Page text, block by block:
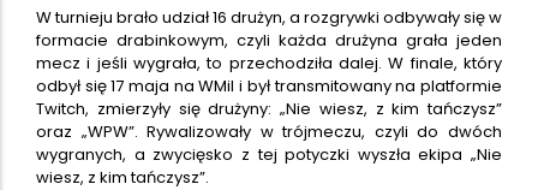
W turnieju brało udział 16 drużyn, a rozgrywki odbywały się w
formacie drabinkowym, czyli każda drużyna grała jeden
mecz i jeśli wygrała, to przechodziła dalej. W finale, który
odbył się 17 maja na WMiI i był transmitowany na platformie
Twitch, zmierzyły się drużyny: „Nie wiesz, z kim tańczysz”
oraz „WPW”. Rywalizowały w trójmeczu, czyli do dwóch
wygranych, a zwycięsko z tej potyczki wyszła ekipa „Nie
wiesz, z kim tańczysz”.